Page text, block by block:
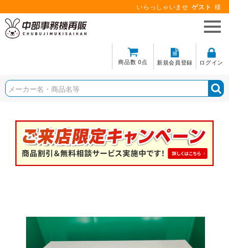
いらっしゃいませ ゲスト 様
新規会員登録 ログイン
商品数 0点